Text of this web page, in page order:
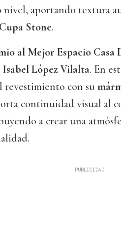
nivel, aportando textura
Cupa Stone.
al Mejor Espacio Casa
Isabel López Vilalta. En
revestimiento con su
continuidad visual al
a crear una